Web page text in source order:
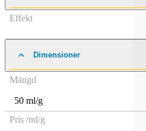
Effekt
Dimensioner
Mängd
50 ml/g
Pris /ml/g